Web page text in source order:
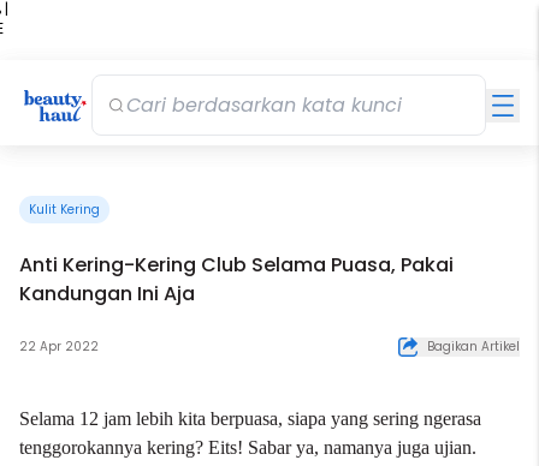
|
Kulit Kering
Anti Kering-Kering Club Selama Puasa, Pakai
Kandungan Ini Aja
22 Apr 2022 Bagikan Artikel
Selama 12 jam lebih kita berpuasa, siapa yang sering ngerasa
tenggorokannya kering? Eits! Sabar ya, namanya juga ujian.